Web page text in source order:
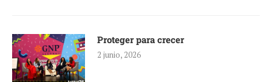
Proteger para crecer
2 junio, 2026